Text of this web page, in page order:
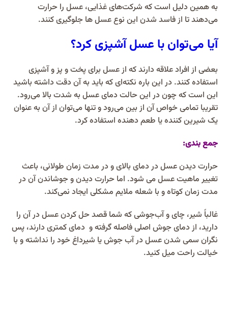
به همین دلیل است که شرکت‌های غذایی، عسل را حرارت
می‌دهند تا از فاسد شدن این نوع عسل‌ ها جلوگیری کنند.
آیا می‌توان با عسل آشپزی کرد؟
بعضی از افراد علاقه دارند که از عسل برای پخت و پز و آشپزی
استفاده کنند. در این باره نکته‌ای که باید به آن دقت داشته باشید
این است که چون در این حالت دمای عسل به شدت بالا می‌رود.
تقریبا تمامی خواص آن از بین می‌رود و تنها می‌توان از آن به عنوان
یک شیرین کننده یا طعم دهنده استفاده کرد.
جمع بندی:
حرارت دیدن عسل در دمای بالای و در مدت زمان طولانی، باعث
تغییر ماهیت عسل می‎ شود. اما حرارت دیدن و جوشاندن آن در
مدت زمان کوتاه و با شعله ملایم مشکلی ایجاد نمی‌کند.
غالباً شیر، چای و آب‌جوشی که شما قصد حل کردن عسل در آن را
دارید، از دمای جوش اصلی فاصله گرفته و دمای کمتری دارند، پس
نگران سمی شدن عسل در آب جوش یا شیرداغ خود را نداشته و با
خیالت راحت میل کنید.